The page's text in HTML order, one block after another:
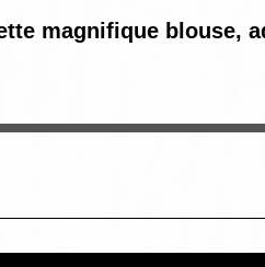
magnifique blouse,